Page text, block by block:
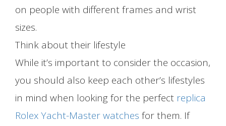
on people with different frames and wrist
sizes.
Think about their lifestyle
While it’s important to consider the occasion,
you should also keep each other’s lifestyles
in mind when looking for the perfect replica
Rolex Yacht-Master watches for them. If